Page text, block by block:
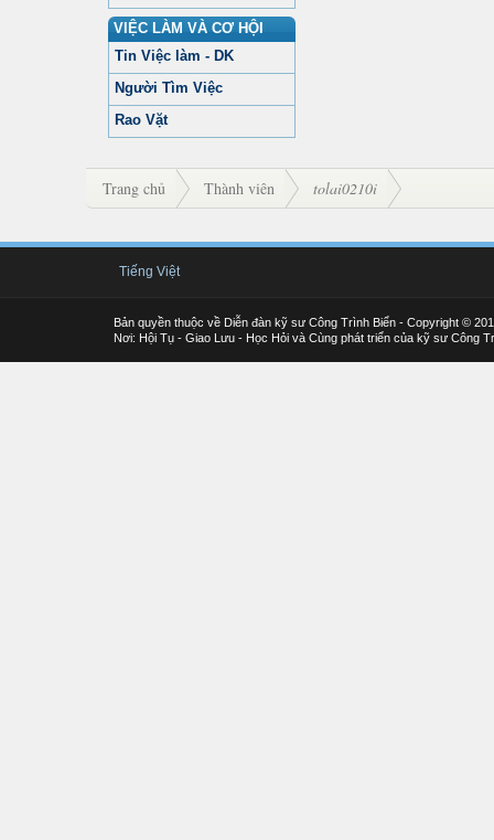
VIỆC LÀM VÀ CƠ HỘI
Tin Việc làm - DK
Người Tìm Việc
Rao Vặt
Trang chủ Thành viên tolai0210i
Tiếng Việt
Bản quyền thuộc về Diễn đàn kỹ sư Công Trình Biển - Copyright ©
Nơi: Hội Tụ - Giao Lưu - Học Hỏi và Cùng phát triển của kỹ sư Công